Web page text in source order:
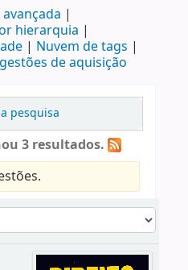
hierarquia
Nuvem de tags
de aquisição
pesquisa
3 resultados.